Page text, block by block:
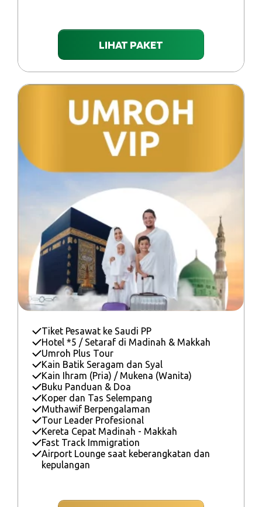
LIHAT PAKET
Tiket Pesawat ke Saudi PP
Hotel *5 / Setaraf di Madinah & Makkah
Umroh Plus Tour
Kain Batik Seragam dan Syal
Kain Ihram (Pria) / Mukena (Wanita)
Buku Panduan & Doa
Koper dan Tas Selempang
Muthawif Berpengalaman
Tour Leader Profesional
Kereta Cepat Madinah - Makkah
Fast Track Immigration
Airport Lounge saat keberangkatan dan
kepulangan